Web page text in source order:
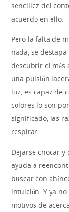
sencillez del
acuerdo en ello.
Pero la falta de
nada, se
descubrir el más
una pulsión
luz, es capaz de
colores lo son
significado, las
respirar.
Dejarse chocar
ayuda a
buscar con
intuición. Y ya
motivos de